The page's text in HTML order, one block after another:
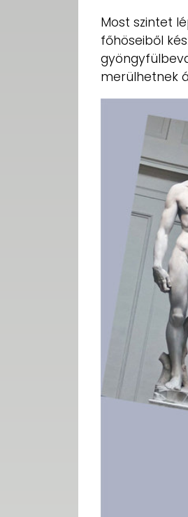
Most szintet
főhöseiből
merülhetnek